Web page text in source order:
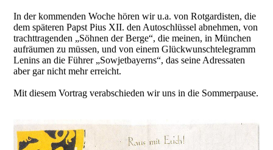
In der kommenden Woche hören wir u.a. von Rotgardisten, die
dem späteren Papst Pius XII. den Autoschlüssel abnehmen, von
trachttragenden „Söhnen der Berge“, die meinen, in München
aufräumen zu müssen, und von einem Glückwunschtelegramm
Lenins an die Führer „Sowjetbayerns“, das seine Adressaten
aber gar nicht mehr erreicht.
Mit diesem Vortrag verabschieden wir uns in die Sommerpause.